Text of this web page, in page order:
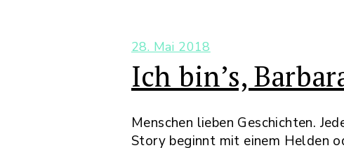
28. Mai 2018
Ich bin’s,
Menschen lieben Geschichten.
Story beginnt mit einem Helden